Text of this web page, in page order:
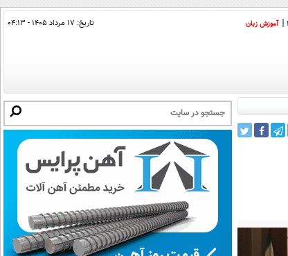
آموزش زبان تاریخ: ۱۷ مرداد ۱۴۰۵ - ۰۴:۱۳